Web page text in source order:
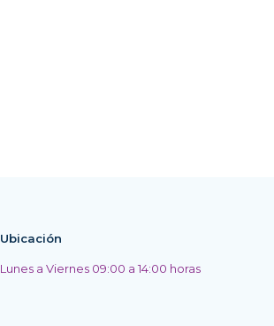
Ubicación
Lunes a Viernes 09:00 a 14:00 horas